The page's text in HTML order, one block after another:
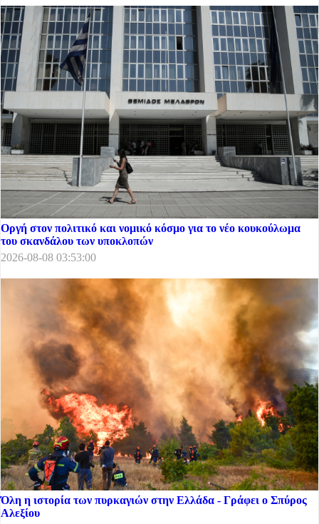
Οργή στον πολιτικό και νομικό κόσμο για το νέο κουκούλωμα
του σκανδάλου των υποκλοπών
2026-08-08 03:53:00
Όλη η ιστορία των πυρκαγιών στην Ελλάδα - Γράφει ο Σπύρος
Αλεξίου